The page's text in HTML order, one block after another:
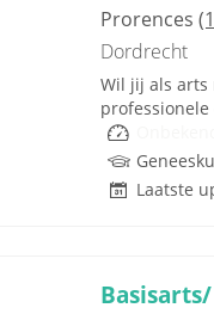
Prorences
Dordrecht
Wil jij als arts
Laatste